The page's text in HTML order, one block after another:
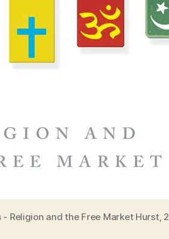
Religion and the Free Market Hurst,